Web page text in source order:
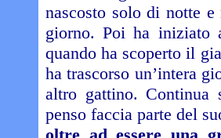
nascosto solo di notte
giorno. Poi ha iniziato
quando ha scoperto il
ha trascorso un’intera
altro gattino. Continua
penso faccia parte del